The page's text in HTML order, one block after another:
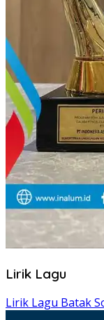
Lirik Lagu
Lirik Lagu Batak